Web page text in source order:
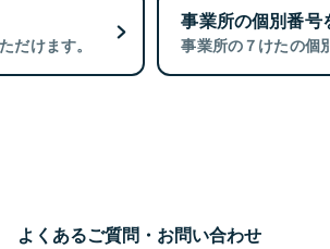
だけます。
事業所の個別番号
事業所の７けたの個
よくあるご質問・お問い合わせ